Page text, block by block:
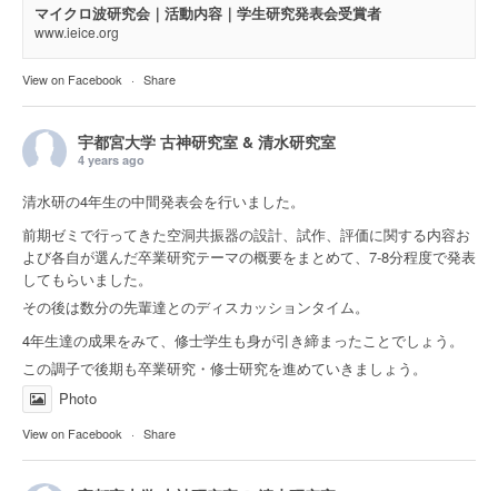
マイクロ波研究会｜活動内容｜学生研究発表会受賞者
www.ieice.org
View on Facebook · Share
宇都宮大学 古神研究室 & 清水研究室
4 years ago
清水研の4年生の中間発表会を行いました。
前期ゼミで行ってきた空洞共振器の設計、試作、評価に関する内容お
よび各自が選んだ卒業研究テーマの概要をまとめて、7-8分程度で発表
してもらいました。
その後は数分の先輩達とのディスカッションタイム。
4年生達の成果をみて、修士学生も身が引き締まったことでしょう。
この調子で後期も卒業研究・修士研究を進めていきましょう。
Photo
View on Facebook · Share